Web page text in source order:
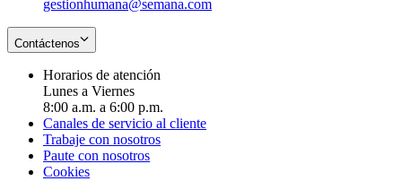
gestionhumana@semana.com
Contáctenos
Horarios de atención
Lunes a Viernes
8:00 a.m. a 6:00 p.m.
Canales de servicio al cliente
Trabaje con nosotros
Paute con nosotros
Cookies